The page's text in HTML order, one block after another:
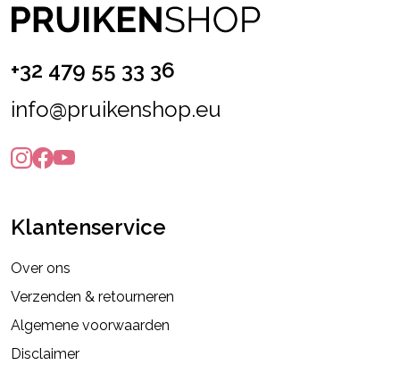
+32 479 55 33 36
info@pruikenshop.eu
Klantenservice
Over ons
Verzenden & retourneren
Algemene voorwaarden
Disclaimer